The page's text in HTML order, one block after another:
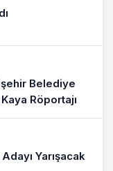
Belediye
Kaya Röportajı
Yarışacak